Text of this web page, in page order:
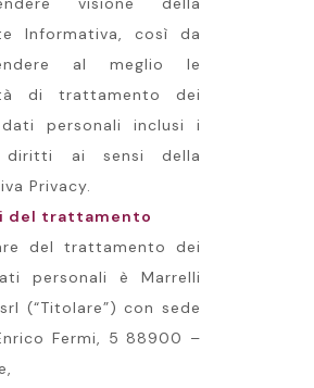
Informativa, così da
al meglio le
di trattamento dei
personali inclusi i
diritti ai sensi della
Privacy.
del trattamento
del trattamento dei
personali è Marrelli
(“Titolare”) con sede
Fermi, 5 88900 –